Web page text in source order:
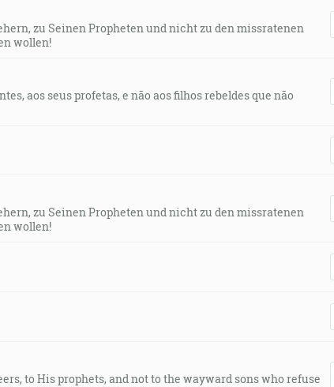
zu Seinen Propheten und nicht zu den missratenen
wollen!
aos seus profetas, e não aos filhos rebeldes que não
zu Seinen Propheten und nicht zu den missratenen
wollen!
to His prophets, and not to the wayward sons who refuse